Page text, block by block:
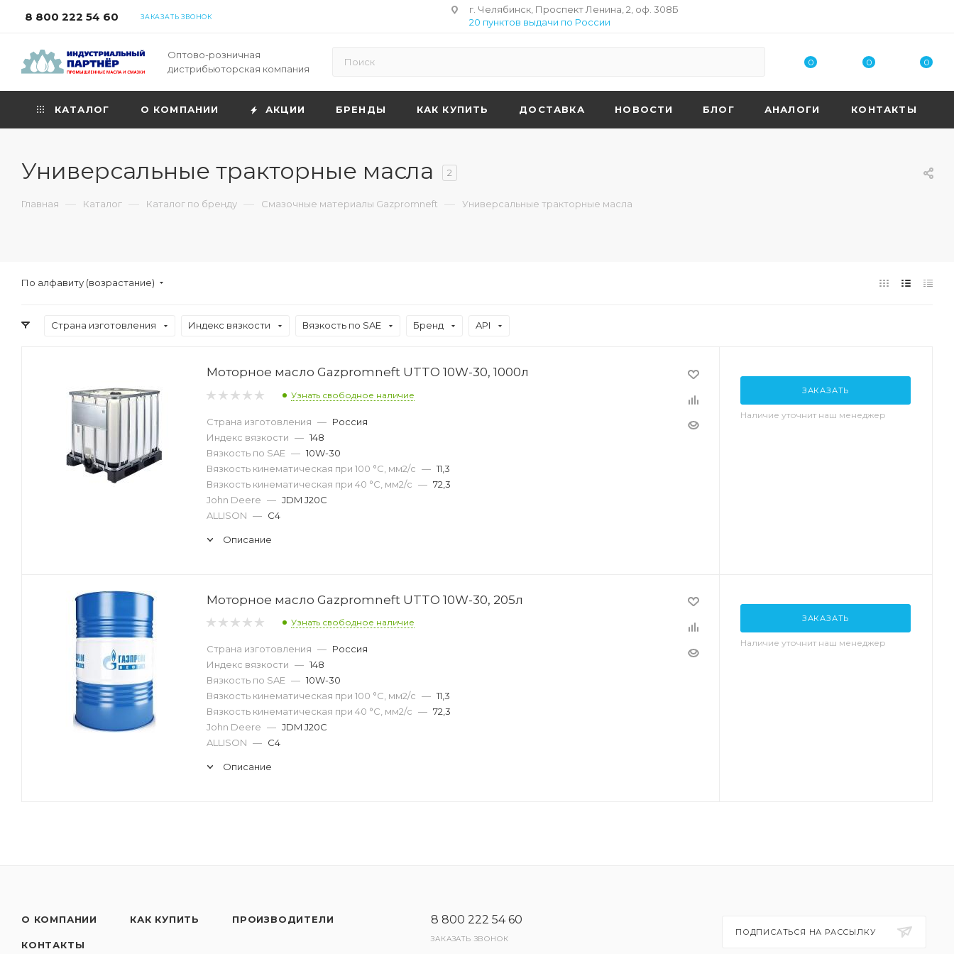
8 800 222 54 60 ЗАКАЗАТЬ ЗВОНОК
г. Челябинск, Проспект Ленина, 2, оф. 308Б
20 пунктов выдачи по России
Оптово-розничная
дистрибьюторская компания
0 0 0
КАТАЛОГ О КОМПАНИИ АКЦИИ БРЕНДЫ КАК КУПИТЬ ДОСТАВКА НОВОСТИ БЛОГ АНАЛОГИ КОНТАКТЫ
Универсальные тракторные масла 2
Главная — Каталог — Каталог по бренду — Смазочные материалы Gazpromneft — Универсальные тракторные масла
По алфавиту (возрастание)
Страна изготовления Индекс вязкости Вязкость по SAE Бренд API
Моторное масло Gazpromneft UTTO 10W-30, 1000л
Узнать свободное наличие
Страна изготовления — Россия
Индекс вязкости — 148
Вязкость по SAE — 10W-30
Вязкость кинематическая при 100 °С, мм2/с — 11,3
Вязкость кинематическая при 40 °С, мм2/с — 72,3
John Deere — JDM J20C
ALLISON — C4
Описание
ЗАКАЗАТЬ
Наличие уточнит наш менеджер
Моторное масло Gazpromneft UTTO 10W-30, 205л
Узнать свободное наличие
Страна изготовления — Россия
Индекс вязкости — 148
Вязкость по SAE — 10W-30
Вязкость кинематическая при 100 °С, мм2/с — 11,3
Вязкость кинематическая при 40 °С, мм2/с — 72,3
John Deere — JDM J20C
ALLISON — C4
Описание
ЗАКАЗАТЬ
Наличие уточнит наш менеджер
О КОМПАНИИ КАК КУПИТЬ ПРОИЗВОДИТЕЛИ
КОНТАКТЫ
8 800 222 54 60
ЗАКАЗАТЬ ЗВОНОК
ПОДПИСАТЬСЯ НА РАССЫЛКУ